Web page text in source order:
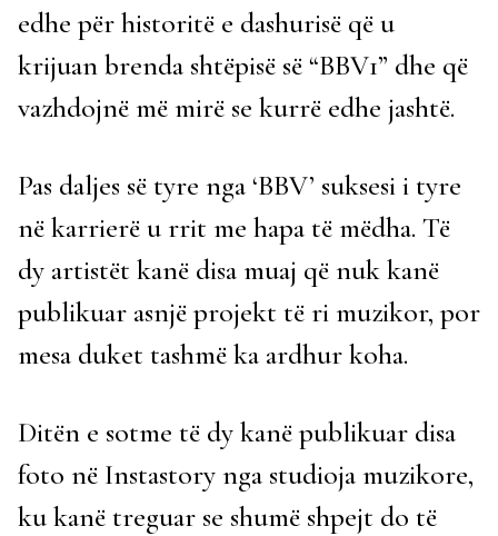
edhe për historitë e dashurisë që u
krijuan brenda shtëpisë së “BBV1” dhe që
vazhdojnë më mirë se kurrë edhe jashtë.
Pas daljes së tyre nga ‘BBV’ suksesi i tyre
në karrierë u rrit me hapa të mëdha. Të
dy artistët kanë disa muaj që nuk kanë
publikuar asnjë projekt të ri muzikor, por
mesa duket tashmë ka ardhur koha.
Ditën e sotme të dy kanë publikuar disa
foto në Instastory nga studioja muzikore,
ku kanë treguar se shumë shpejt do të